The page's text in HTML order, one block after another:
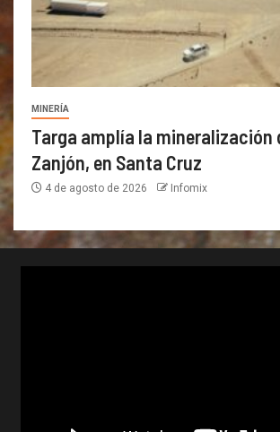
MINERÍA
Targa amplía la mineralización
Zanjón, en Santa Cruz
4 de agosto de 2026 Infomix